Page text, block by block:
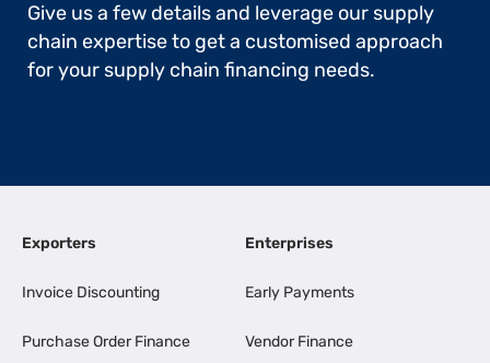
Give us a few details and leverage our supply
chain expertise to get a customised approach
for your supply chain financing needs.
Exporters
Invoice Discounting
Purchase Order Finance
Enterprises
Early Payments
Vendor Finance